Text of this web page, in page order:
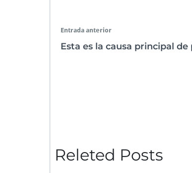
Entrada anterior
Esta es la causa principal
Releted Posts